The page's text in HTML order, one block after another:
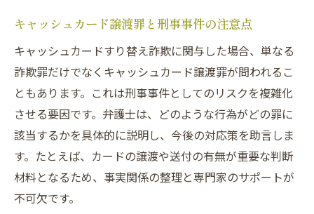
響
さいたま市の特殊詐欺動向と刑事事件への
影響
自首が刑事事件解決にもたらすメリットを
解説
特殊詐欺対策と最新ニュースから学ぶ予防
策
自動通話録音装置の導入と迷惑電話防止の
効果
キャッシュカード譲渡罪と刑事事件の注意点
キャッシュカードすり替え詐欺に関与した場合、単なる
詐欺罪だけでなくキャッシュカード譲渡罪が問われるこ
ともあります。これは刑事事件としてのリスクを複雑化
させる要因です。弁護士は、どのような行為がどの罪に
該当するかを具体的に説明し、今後の対応策を助言しま
す。たとえば、カードの譲渡や送付の有無が重要な判断
材料となるため、事実関係の整理と専門家のサポートが
不可欠です。